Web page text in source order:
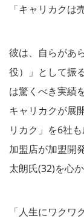
「キャリカクは
彼は、自らがあ
役）」として振
は驚くべき実績
キャリカクが展
リカク」を6社
加盟店が加盟開
太朗氏(32)を心
「人生にワク